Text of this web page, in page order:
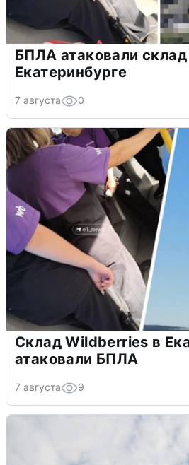
БПЛА атаковали
Екатеринбурге
7 августа 0
Склад Wildberries в
атаковали БПЛА
7 августа 9